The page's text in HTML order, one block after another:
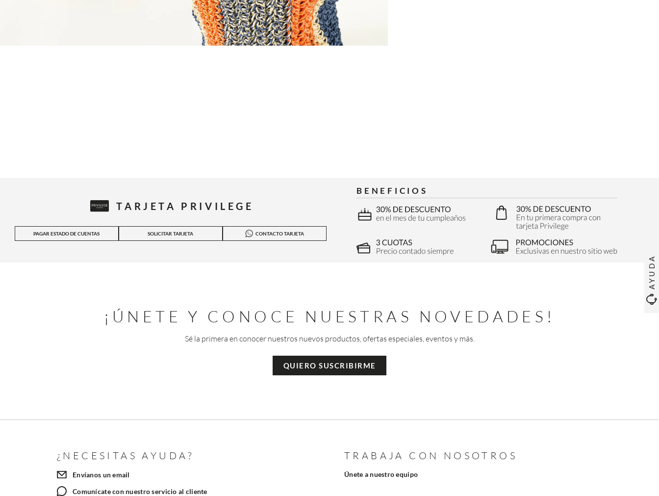
AYUDA
TARJETA PRIVILEGE
PAGAR ESTADO DE CUENTAS SOLICITAR TARJETA CONTACTO TARJETA
BENEFICIOS
¡ÚNETE Y CONOCE NUESTRAS NOVEDADES!
Sé la primera en conocer nuestros nuevos productos, ofertas especiales, eventos y más.
QUIERO SUSCRIBIRME
¿NECESITAS AYUDA?
Envíanos un email
Comunícate con nuestro servicio al cliente
TRABAJA CON NOSOTROS
Únete a nuestro equipo